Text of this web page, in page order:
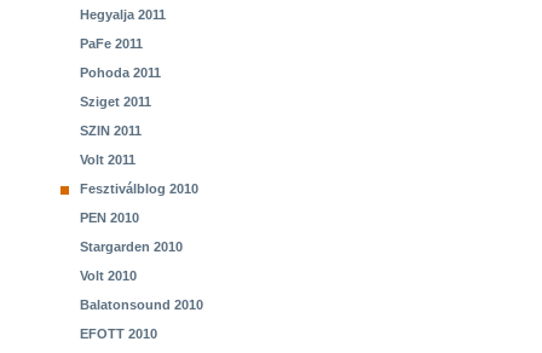
Hegyalja 2011
PaFe 2011
Pohoda 2011
Sziget 2011
SZIN 2011
Volt 2011
Fesztiválblog 2010
PEN 2010
Stargarden 2010
Volt 2010
Balatonsound 2010
EFOTT 2010